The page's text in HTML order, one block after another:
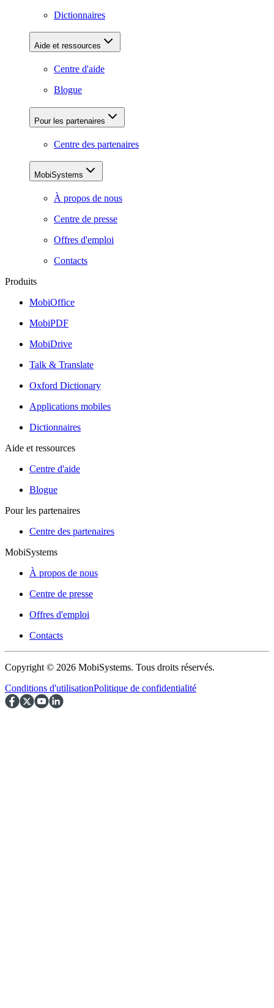
Dictionnaires
Aide et ressources
Centre d'aide
Blogue
Pour les partenaires
Centre des partenaires
MobiSystems
À propos de nous
Centre de presse
Offres d'emploi
Contacts
Produits
MobiOffice
MobiPDF
MobiDrive
Talk & Translate
Oxford Dictionary
Applications mobiles
Dictionnaires
Aide et ressources
Centre d'aide
Blogue
Pour les partenaires
Centre des partenaires
MobiSystems
À propos de nous
Centre de presse
Offres d'emploi
Contacts
Copyright © 2026 MobiSystems. Tous droits réservés.
Conditions d'utilisationPolitique de confidentialité